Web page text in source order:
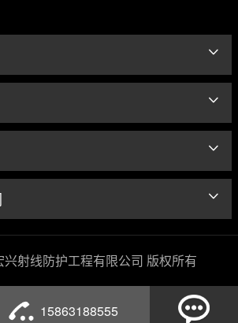
15863188555
射线防护工程有限公司 版权所有